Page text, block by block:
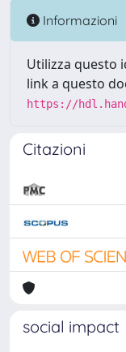
Informazioni
Utilizza questo
link a questo
https://
Citazioni
social impact